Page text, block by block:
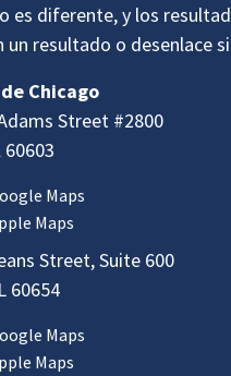
es diferente, y los
un resultado o desenlace
Chicago
Street #2800
Maps
Maps
Street, Suite 600
60654
Maps
Maps